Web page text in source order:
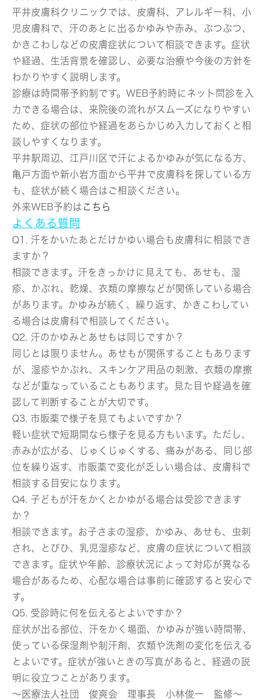
平井皮膚科クリニックでは、皮膚科、アレルギー科、小
児皮膚科で、汗のあとに出るかゆみや赤み、ぶつぶつ、
かきこわしなどの皮膚症状について相談できます。症状
や経過、生活背景を確認し、必要な治療や今後の方針を
わかりやすく説明します。
診療は時間帯予約制です。WEB予約時にネット問診を入
力できる場合は、来院後の流れがスムーズになりやすい
ため、症状の部位や経過をあらかじめ入力しておくと相
談しやすくなります。
平井駅周辺、江戸川区で汗によるかゆみが気になる方、
亀戸方面や新小岩方面から平井で皮膚科を探している方
も、症状が続く場合はご相談ください。
外来WEB予約は こちら
よくある質問
Q1. 汗をかいたあとだけかゆい場合も皮膚科に相談でき
ますか？
相談できます。汗をきっかけに見えても、あせも、湿
疹、かぶれ、乾燥、衣類の摩擦などが関係している場合
があります。かゆみが続く、繰り返す、かきこわしてい
る場合は皮膚科で相談してください。
Q2. 汗のかゆみとあせもは同じですか？
同じとは限りません。あせもが関係することもあります
が、湿疹やかぶれ、スキンケア用品の刺激、衣類の摩擦
などが重なっていることもあります。見た目や経過を確
認して判断することが大切です。
Q3. 市販薬で様子を見てもよいですか？
軽い症状で短期間なら様子を見る方もいます。ただし、
赤みが広がる、じゅくじゅくする、痛みがある、同じ部
位を繰り返す、市販薬で変化が乏しい場合は、皮膚科で
相談する目安になります。
Q4. 子どもが汗をかくとかゆがる場合は受診できます
か？
相談できます。お子さまの湿疹、かゆみ、あせも、虫刺
され、とびひ、乳児湿疹など、皮膚の症状について相談
できます。症状や年齢、診療状況によって対応が異なる
場合があるため、心配な場合は事前に確認すると安心で
す。
Q5. 受診時に何を伝えるとよいですか？
症状が出る部位、汗をかく場面、かゆみが強い時間帯、
使っている保湿剤や制汗剤、衣類や洗剤の変化を伝える
とよいです。症状が強いときの写真があると、経過の説
明に役立つことがあります。
～医療法人社団 俊爽会 理事長 小林俊一 監修～